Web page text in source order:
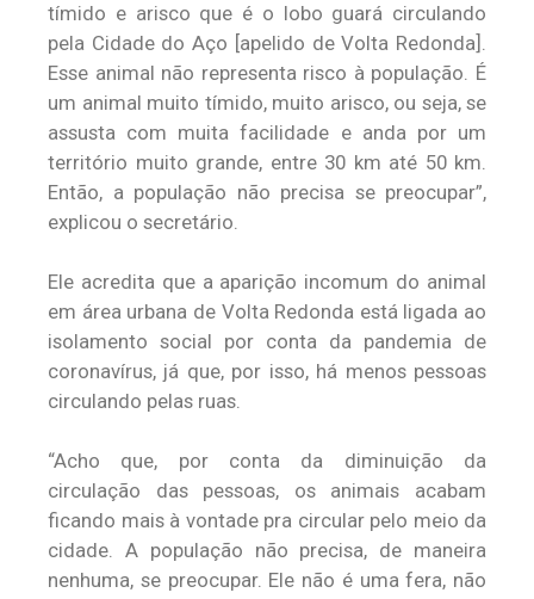
tímido e arisco que é o lobo guará circulando
pela Cidade do Aço [apelido de Volta Redonda].
Esse animal não representa risco à população. É
um animal muito tímido, muito arisco, ou seja, se
assusta com muita facilidade e anda por um
território muito grande, entre 30 km até 50 km.
Então, a população não precisa se preocupar”,
explicou o secretário.
Ele acredita que a aparição incomum do animal
em área urbana de Volta Redonda está ligada ao
isolamento social por conta da pandemia de
coronavírus, já que, por isso, há menos pessoas
circulando pelas ruas.
“Acho que, por conta da diminuição da
circulação das pessoas, os animais acabam
ficando mais à vontade pra circular pelo meio da
cidade. A população não precisa, de maneira
nenhuma, se preocupar. Ele não é uma fera, não